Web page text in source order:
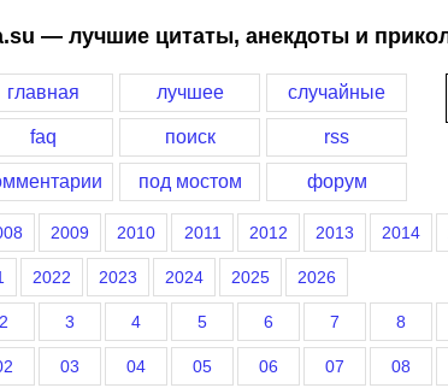
— лучшие цитаты, анекдоты и
главная лучшее случайные
faq поиск rss
под мостом форум
2009 2010 2011 2012 2013 2014
2022 2023 2024 2025 2026
2 3 4 5 6 7 8
03 04 05 06 07 08